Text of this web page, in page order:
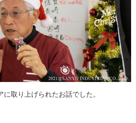
取り上げられたお話でした。